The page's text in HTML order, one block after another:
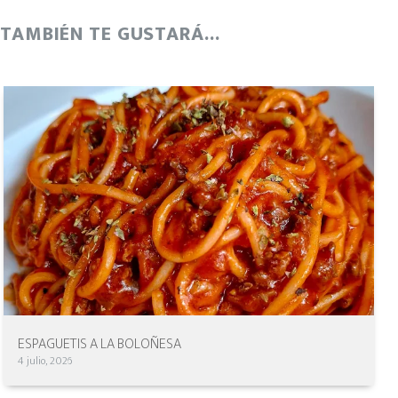
TAMBIÉN TE GUSTARÁ...
ESPAGUETIS A LA BOLOÑESA
4 julio, 2026